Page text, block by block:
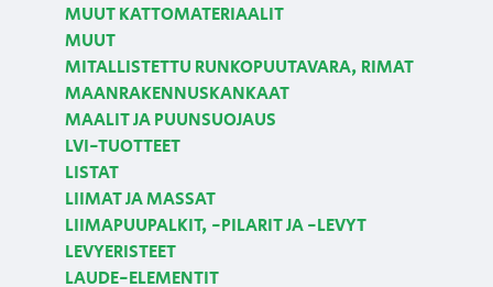
MUUT KATTOMATERIAALIT
MUUT
MITALLISTETTU RUNKOPUUTAVARA, RIMAT
MAANRAKENNUSKANKAAT
MAALIT JA PUUNSUOJAUS
LVI-TUOTTEET
LISTAT
LIIMAT JA MASSAT
LIIMAPUUPALKIT, -PILARIT JA -LEVYT
LEVYERISTEET
LAUDE-ELEMENTIT